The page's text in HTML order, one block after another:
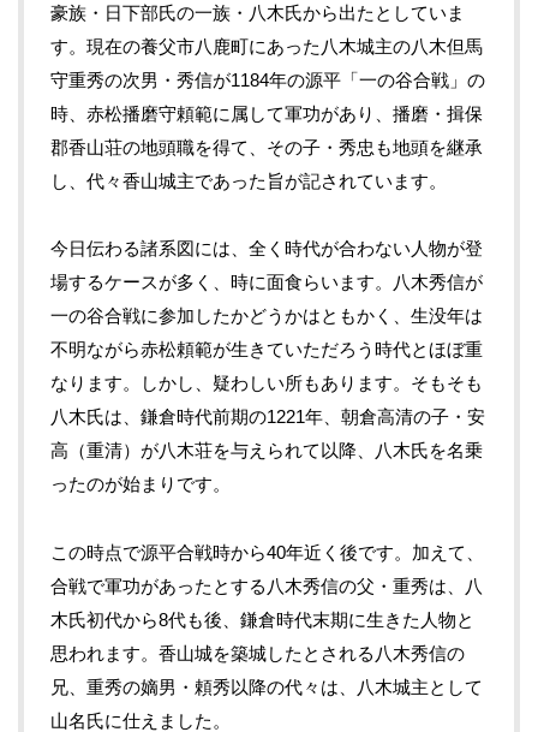
豪族・日下部氏の一族・八木氏から出たとしていま
す。現在の養父市八鹿町にあった八木城主の八木但馬
守重秀の次男・秀信が1184年の源平「一の谷合戦」の
時、赤松播磨守頼範に属して軍功があり、播磨・揖保
郡香山荘の地頭職を得て、その子・秀忠も地頭を継承
し、代々香山城主であった旨が記されています。
今日伝わる諸系図には、全く時代が合わない人物が登
場するケースが多く、時に面食らいます。八木秀信が
一の谷合戦に参加したかどうかはともかく、生没年は
不明ながら赤松頼範が生きていただろう時代とほぼ重
なります。しかし、疑わしい所もあります。そもそも
八木氏は、鎌倉時代前期の1221年、朝倉高清の子・安
高（重清）が八木荘を与えられて以降、八木氏を名乗
ったのが始まりです。
この時点で源平合戦時から40年近く後です。加えて、
合戦で軍功があったとする八木秀信の父・重秀は、八
木氏初代から8代も後、鎌倉時代末期に生きた人物と
思われます。香山城を築城したとされる八木秀信の
兄、重秀の嫡男・頼秀以降の代々は、八木城主として
山名氏に仕えました。